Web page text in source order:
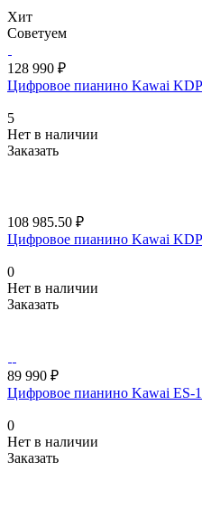
Хит
Советуем
128 990 ₽
Цифровое пианино Kawai
5
Нет в наличии
Заказать
108 985.50 ₽
Цифровое пианино Kawai
0
Нет в наличии
Заказать
89 990 ₽
Цифровое пианино Kawai ES-
0
Нет в наличии
Заказать